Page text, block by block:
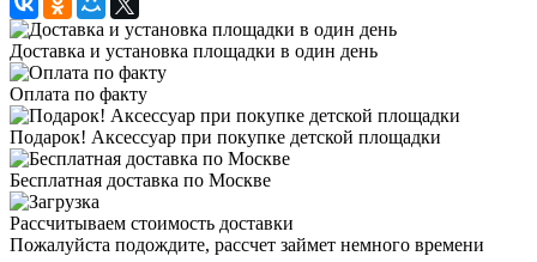
Доставка и установка площадки в один день
Оплата по факту
Подарок! Аксессуар при покупке детской площадки
Бесплатная доставка по Москве
Рассчитываем стоимость доставки
Пожалуйста подождите, рассчет займет немного времени